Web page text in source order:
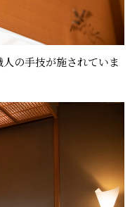
の手技が施されていま